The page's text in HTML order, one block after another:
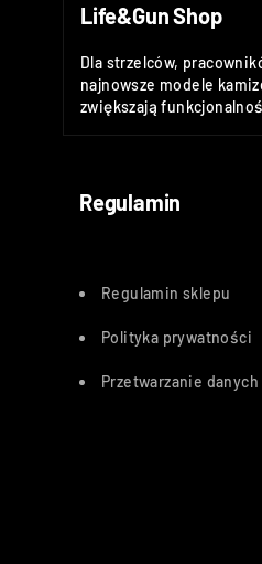
Life&Gun Shop
Dla strzelców,
najnowsze modele
zwiększają
Regulamin
Regulamin sklepu
Polityka prywatności
Przetwarzanie